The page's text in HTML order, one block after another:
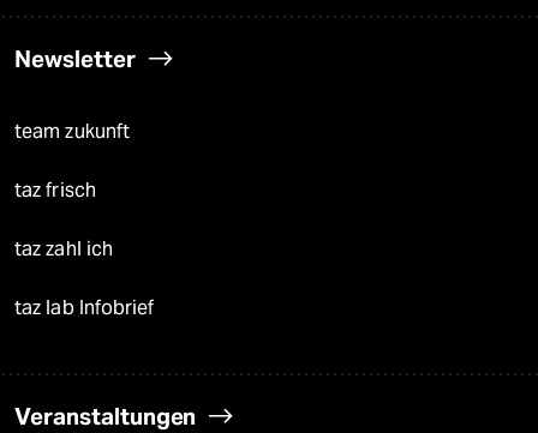
Newsletter
team zukunft
taz frisch
taz zahl ich
taz lab Infobrief
Veranstaltungen